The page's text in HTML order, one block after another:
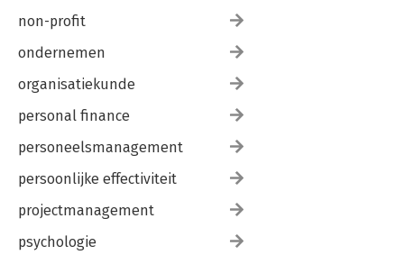
non-profit
ondernemen
organisatiekunde
personal finance
personeelsmanagement
persoonlijke effectiviteit
projectmanagement
psychologie